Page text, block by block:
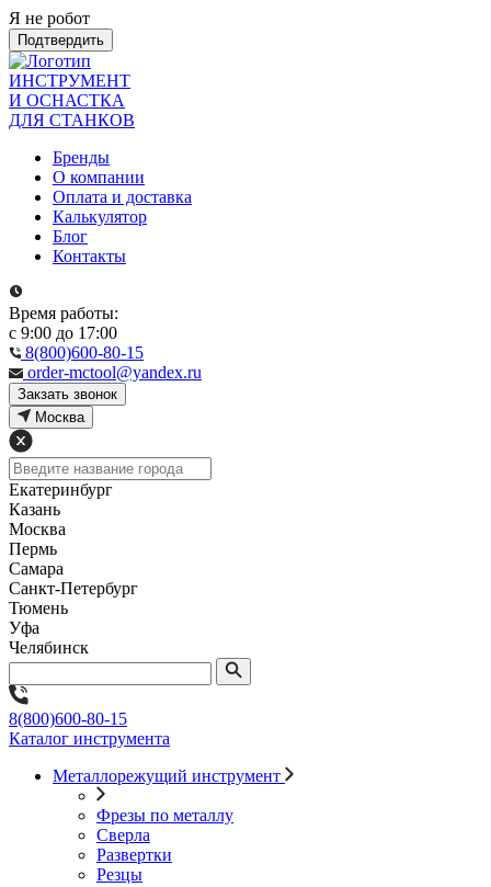
Я не робот
Подтвердить
ИНСТРУМЕНТ
И ОСНАСТКА
ДЛЯ СТАНКОВ
Бренды
О компании
Оплата и доставка
Калькулятор
Блог
Контакты
Время работы:
с 9:00 до 17:00
8(800)600-80-15
order-mctool@yandex.ru
Закзать звонок
Москва
Екатеринбург
Казань
Москва
Пермь
Самара
Санкт-Петербург
Тюмень
Уфа
Челябинск
8(800)600-80-15
Каталог инструмента
Металлорежущий инструмент
Фрезы по металлу
Сверла
Развертки
Резцы